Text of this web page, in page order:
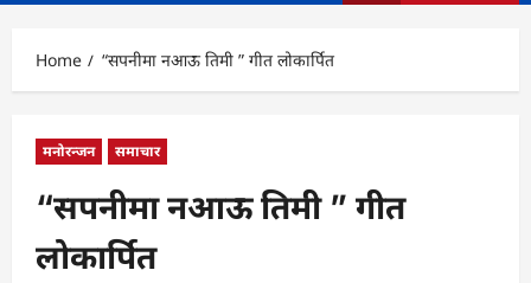
Home “सपनीमा नआऊ तिमी ” गीत लोकार्पित
मनोरन्जन समाचार
“सपनीमा नआऊ तिमी ” गीत
लोकार्पित